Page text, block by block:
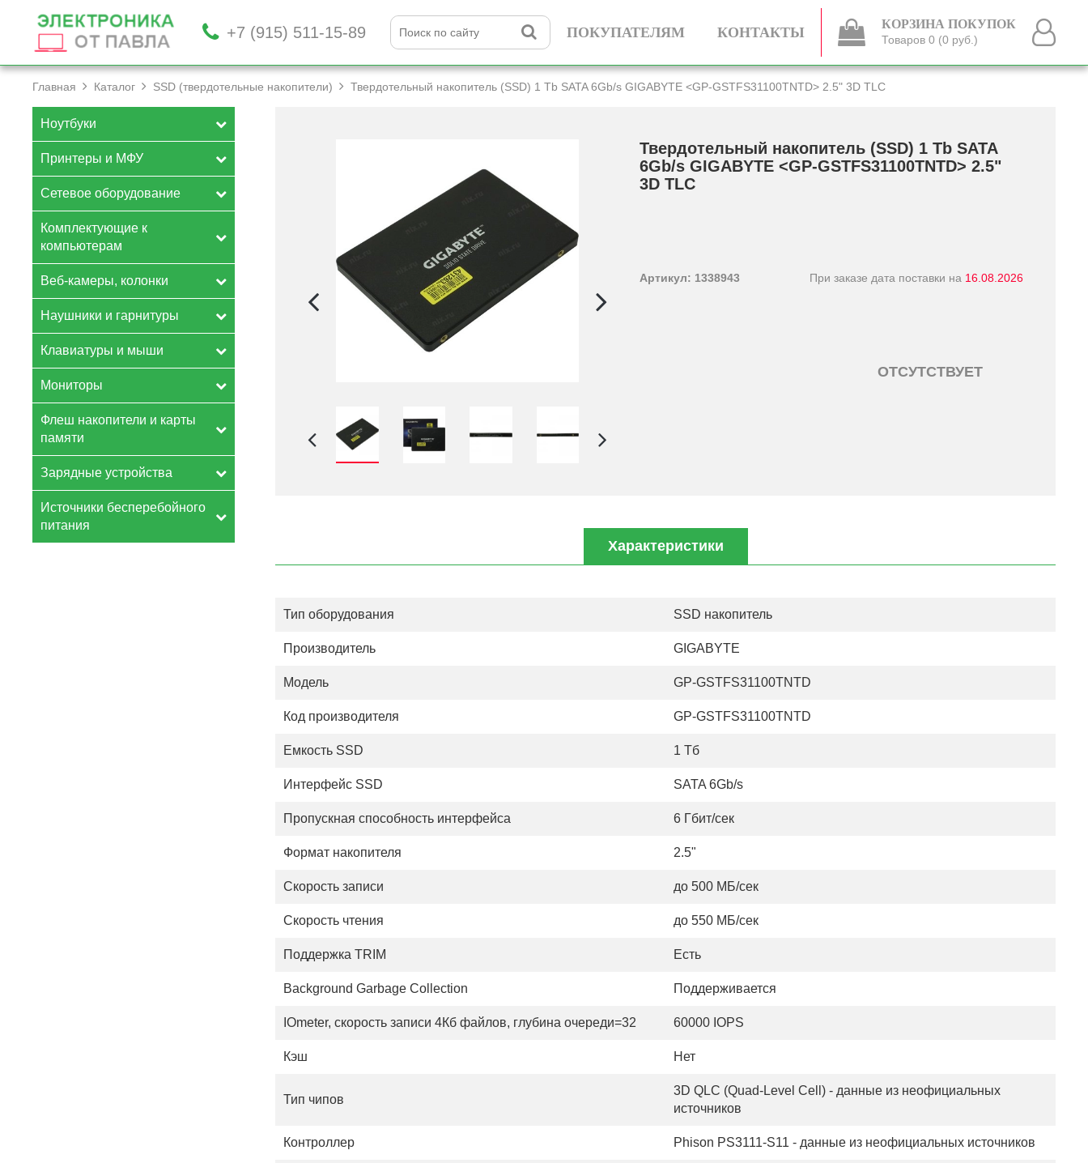
+7 (915) 511-15-89 ПОКУПАТЕЛЯМ КОНТАКТЫ КОРЗИНА ПОКУПОК
Товаров 0 (0 руб.)
Главная Каталог SSD (твердотельные накопители) Твердотельный накопитель (SSD) 1 Tb SATA 6Gb/­s GIGABYTE <GP-GSTFS31100TNTD> 2.5" 3D TLC
Ноутбуки
Принтеры и МФУ
Сетевое оборудование
Комплектующие к
компьютерам
Веб-камеры, колонки
Наушники и гарнитуры
Клавиатуры и мыши
Мониторы
Флеш накопители и карты
памяти
Зарядные устройства
Источники бесперебойного
питания
Твердотельный накопитель (SSD) 1 Tb SATA
6Gb/­s GIGABYTE <GP-GSTFS31100TNTD> 2.5"
3D TLC
Артикул: 1338943 При заказе дата поставки на 16.08.2026
ОТСУТСТВУЕТ
Характеристики
Тип оборудования SSD накопитель
Производитель GIGABYTE
Модель GP-GSTFS31100TNTD
Код производителя GP-GSTFS31100TNTD
Емкость SSD 1 Тб
Интерфейс SSD SATA 6Gb/s
Пропускная способность интерфейса 6 Гбит/сек
Формат накопителя 2.5"
Скорость записи до 500 МБ/сек
Скорость чтения до 550 МБ/сек
Поддержка TRIM Есть
Background Garbage Collection Поддерживается
IOmeter, скорость записи 4Кб файлов, глубина очереди=32 60000 IOPS
Кэш Нет
Тип чипов
3D QLC (Quad-Level Cell) - данные из неофициальных
источников
Контроллер Phison PS3111-S11 - данные из неофициальных источников